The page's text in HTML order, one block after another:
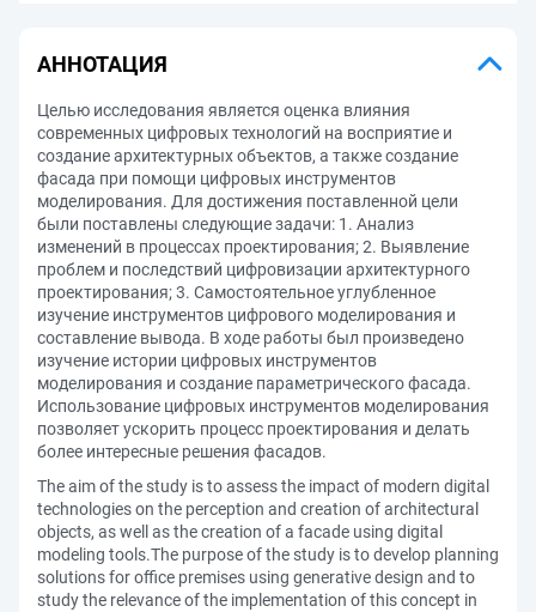
АННОТАЦИЯ
Целью исследования является оценка влияния
современных цифровых технологий на восприятие и
создание архитектурных объектов, а также создание
фасада при помощи цифровых инструментов
моделирования. Для достижения поставленной цели
были поставлены следующие задачи: 1. Анализ
изменений в процессах проектирования; 2. Выявление
проблем и последствий цифровизации архитектурного
проектирования; 3. Самостоятельное углубленное
изучение инструментов цифрового моделирования и
составление вывода. В ходе работы был произведено
изучение истории цифровых инструментов
моделирования и создание параметрического фасада.
Использование цифровых инструментов моделирования
позволяет ускорить процесс проектирования и делать
более интересные решения фасадов.
The aim of the study is to assess the impact of modern digital
technologies on the perception and creation of architectural
objects, as well as the creation of a facade using digital
modeling tools.The purpose of the study is to develop planning
solutions for office premises using generative design and to
study the relevance of the implementation of this concept in